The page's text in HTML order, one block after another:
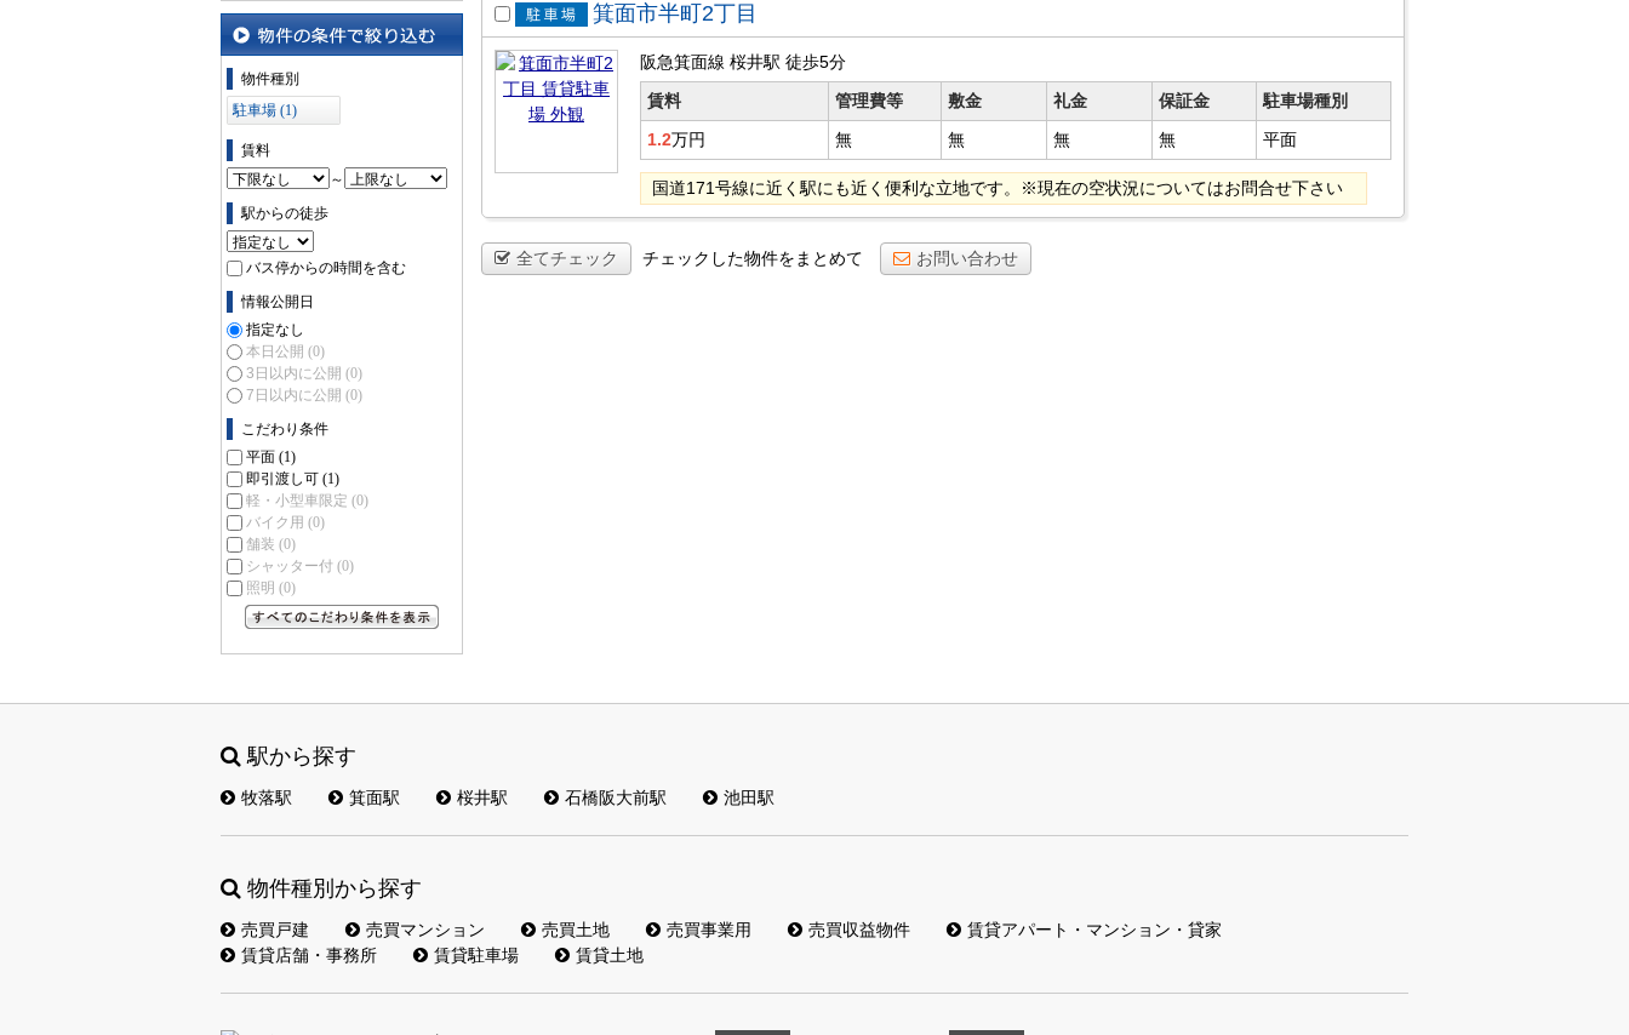
地図から探す
物件の条件で絞り込む
物件種別
駐車場 (1)
賃料
～
駅からの徒歩
バス停からの時間を含む
情報公開日
指定なし
本日公開 (0)
3日以内に公開 (0)
7日以内に公開 (0)
こだわり条件
平面 (1)
即引渡し可 (1)
軽・小型車限定 (0)
バイク用 (0)
舗装 (0)
シャッター付 (0)
照明 (0)
賃貸駐車
場
箕面市半町2丁目
阪急箕面線 桜井駅 徒歩5分
賃料
管理費等 敷金 礼金 保証金
駐車場種別
1.2万円 無 無 無 無 平面
国道171号線に近く駅にも近く便利な立地です。※現在の空状況についてはお問合せ下さい
全てチェック チェックした物件をまとめて お問い合わせ
駅から探す
牧落駅 箕面駅 桜井駅 石橋阪大前駅 池田駅
物件種別から探す
売買戸建 売買マンション 売買土地 売買事業用 売買収益物件
賃貸アパート・マンション・貸家
賃貸店舗・事務所
賃貸駐車場 賃貸土地